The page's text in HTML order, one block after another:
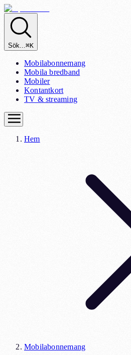
Sök...⌘K
Mobilabonnemang
Mobila bredband
Mobiler
Kontantkort
TV & streaming
Hem
Mobilabonnemang